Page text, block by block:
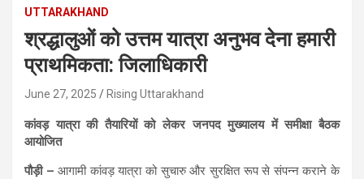
UTTARAKHAND
श्रद्धालुओं को उत्तम यात्रा अनुभव देना हमारी
प्राथमिकता: जिलाधिकारी
June 27, 2025 Rising Uttarakhand
कांवड़ यात्रा की तैयारियों को लेकर जनपद मुख्यालय में समीक्षा बैठक
आयोजित
पौड़ी – आगामी कांवड़ यात्रा को सुचारु और सुरक्षित रूप से संपन्न कराने के